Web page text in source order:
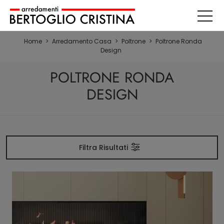
Home > Arredamento Casa > Poltrone > Poltrone Ronda
Design
POLTRONE RONDA
DESIGN
Filtra Risultati